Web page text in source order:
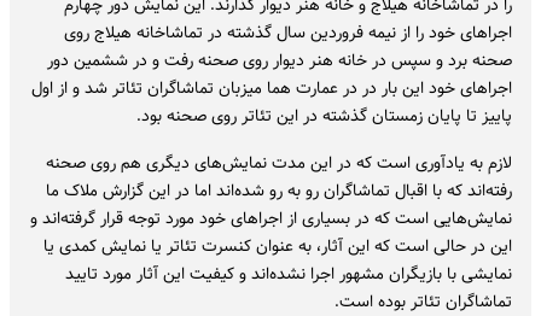
اجراهای خود را از نیمه فروردین سال گذشته در تماشاخانه هیلاج روی
صحنه برد و سپس در خانه هنر دیوار روی صحنه رفت و در ششمین دور
اجراهای خود این بار در در عمارت هما میزبان تماشاگران تئاتر شد و از اول
پاییز تا پایان زمستان گذشته در این تئاتر روی صحنه بود.
لازم به یادآوری است که در این مدت نمایش‌های دیگری هم روی صحنه
رفته‌اند که با اقبال تماشاگران رو به رو شده‌اند اما در این گزارش ملاک ما
نمایش‌هایی است که در بسیاری از اجراهای خود مورد توجه قرار گرفته‌اند و
این در حالی است که این آثار، به عنوان کنسرت تئاتر یا نمایش کمدی یا
نمایشی با بازیگران مشهور اجرا نشده‌اند و کیفیت این آثار مورد تایید
تماشاگران تئاتر بوده است.